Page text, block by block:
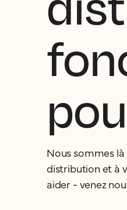
Nous sommes
distribution et à
aider - venez